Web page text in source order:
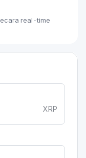
real-time
XRP